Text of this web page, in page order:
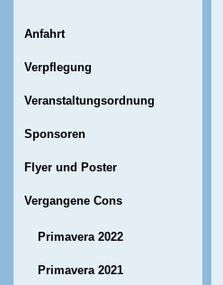
Anfahrt
Verpflegung
Veranstaltungsordnung
Sponsoren
Flyer und Poster
Vergangene Cons
Primavera 2022
Primavera 2021